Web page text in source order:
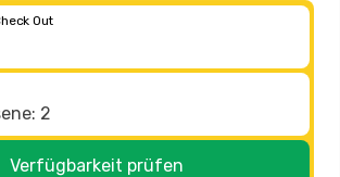
Out
Verfügbarkeit prüfen